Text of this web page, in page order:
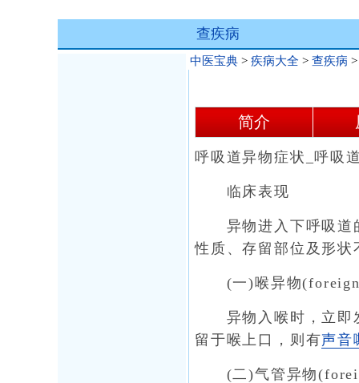
查疾病
中医宝典 > 疾病大全 > 查疾病
简介
呼吸道异物症状_呼吸
临床表现
异物进入下呼吸道
性质、存留部位及形
(一)喉异物(foreign
异物入喉时，立即
留于喉上口，则有声音
(二)气管异物